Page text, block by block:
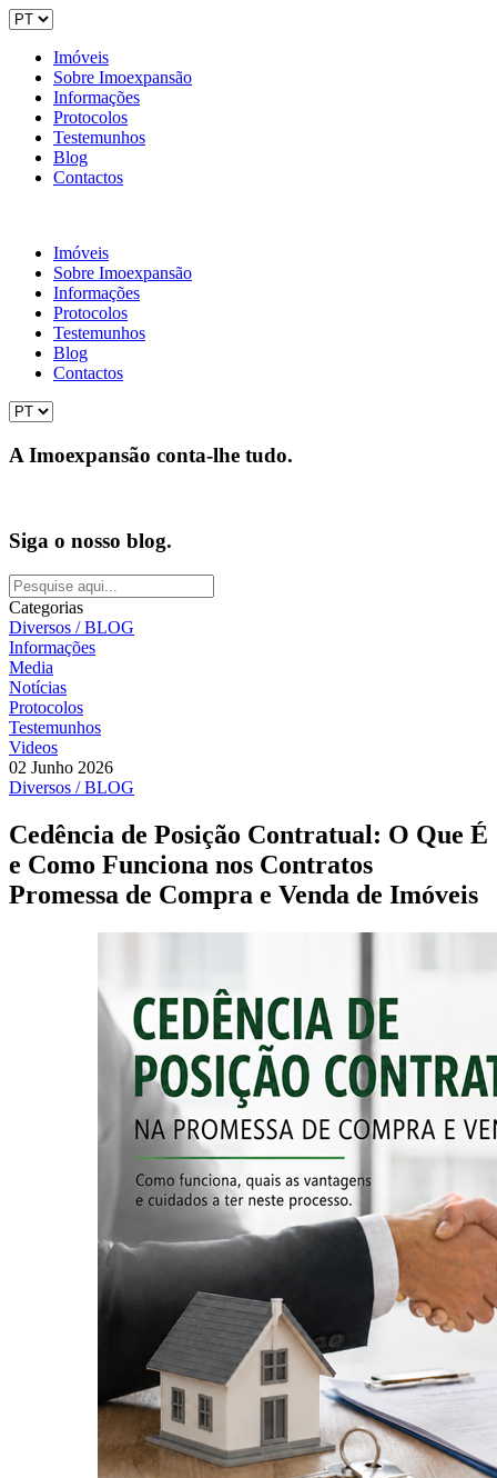
Imóveis
Sobre Imoexpansão
Informações
Protocolos
Testemunhos
Blog
Contactos
Imóveis
Sobre Imoexpansão
Informações
Protocolos
Testemunhos
Blog
Contactos
A Imoexpansão conta-lhe tudo.
Siga o nosso blog.
Categorias
Diversos / BLOG
Informações
Media
Notícias
Protocolos
Testemunhos
Videos
02 Junho 2026
Diversos / BLOG
Cedência de Posição Contratual: O Que É
e Como Funciona nos Contratos
Promessa de Compra e Venda de Imóveis